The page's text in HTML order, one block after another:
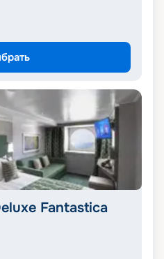
Fantastica